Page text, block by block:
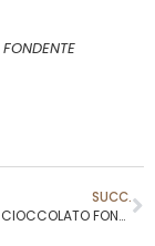
FONDENTE
SUCC.
IRCA CHUNKS CIOCCOLATO FONDENTE